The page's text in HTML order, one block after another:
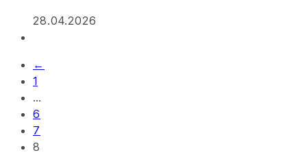
28.04.2026
←
1
…
6
7
8